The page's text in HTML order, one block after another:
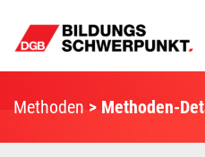
Methoden Methoden-